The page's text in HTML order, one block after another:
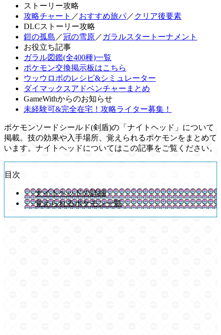
ストーリー攻略
攻略チャート ／おすすめ旅パ／ クリア後要素
DLCストーリー攻略
鎧の孤島 ／冠の雪原／ ガラルスタートーナメント
お役立ち記事
ガラル図鑑(全400種)一覧
ポケモン交換掲示板はこちら
ウッウロボのレシピ&シミュレーター
ダイマックスアドベンチャーまとめ
GameWithからのお知らせ
未経験可&完全在宅！攻略ライター募集！
ポケモンソードシールド(剣盾)の「ナイトヘッド」について
掲載。技の効果や入手場所、覚えられるポケモンをまとめて
います。ナイトヘッドについてはこの記事をご覧ください。
目次
ナイトヘッドの詳細
覚えられるポケモン一覧